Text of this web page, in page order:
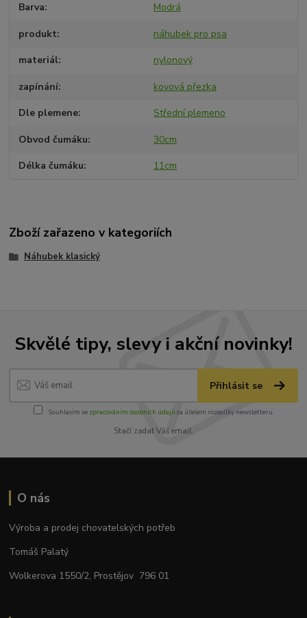
Barva Modrá
produkt náhubek pro psa
materiál nylonový
zapínání kovová přezka
Dle plemene Střední plemeno
Obvod čumáku 30cm
Délka čumáku 11cm
Zboží zařazeno v kategoriích
Náhubek klasický
Skvělé tipy, slevy i akční novinky!
Přihlásit se
Souhlasím se zpracováním osobních údajůza účelem rozesílky newsletteru.
Stačí zadat Váš email.
O nás
Výroba a prodej chovatelských potřeb
Tomáš Palatý
Wolkerova 1550/2, Prostějov 796 01